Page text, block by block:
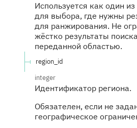
Используется как один
для выбора, где нужны
для ранжирования. Не
жёстко результаты
переданной областью.
region_id
integer
Идентификатор региона.
Обязателен, если не
географическое